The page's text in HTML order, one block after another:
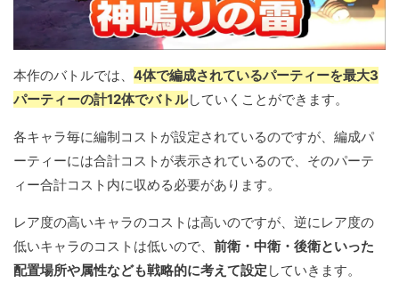
本作のバトルでは、 4体で編成されているパーティーを最大3
パーティーの計12体でバトルしていくことができます。
各キャラ毎に編制コストが設定されているのですが、編成パ
ーティーには合計コストが表示されているので、そのパーテ
ィー合計コスト内に収める必要があります。
レア度の高いキャラのコストは高いのですが、逆にレア度の
低いキャラのコストは低いので、 前衛・中衛・後衛といった
配置場所や属性なども戦略的に考えて設定 していきます。